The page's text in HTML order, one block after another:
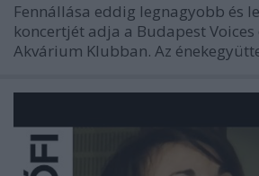
Fennállása eddig legnagyobb és
koncertjét adja a Budapest
Akvárium Klubban. Az